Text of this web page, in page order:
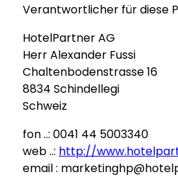
Verantwortlicher für diese
HotelPartner AG
Herr Alexander Fussi
Chaltenbodenstrasse 16
8834 Schindellegi
Schweiz
fon ..: 0041 44 5003340
web ..: http://
email :